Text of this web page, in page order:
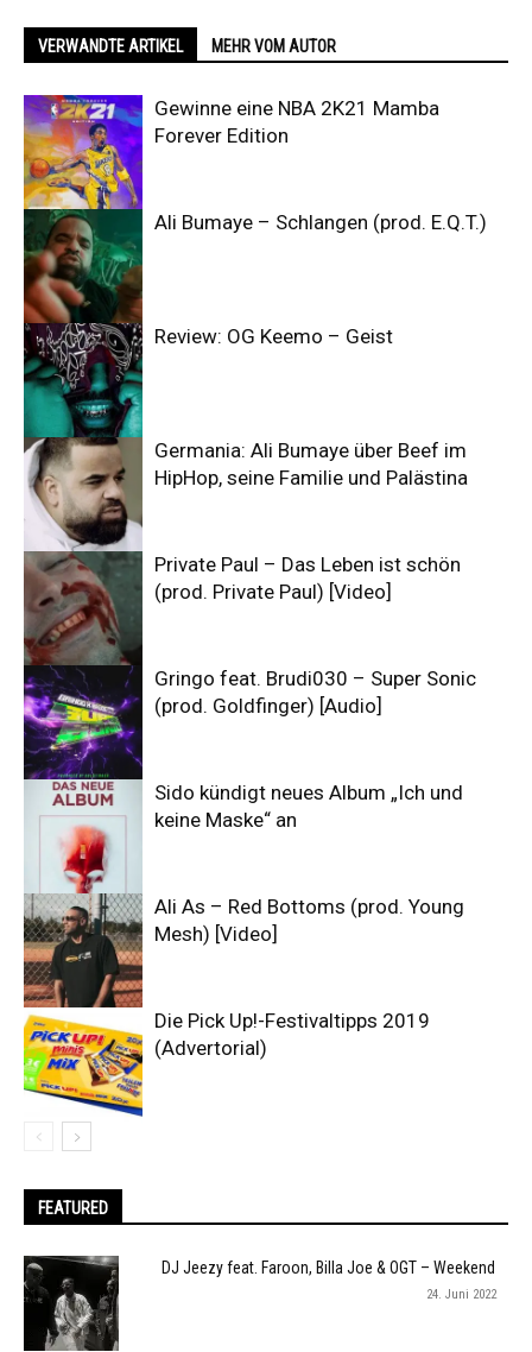
VERWANDTE ARTIKEL MEHR VOM AUTOR
Gewinne eine NBA 2K21 Mamba
Forever Edition
Ali Bumaye – Schlangen (prod. E.Q.T.)
Review: OG Keemo – Geist
Germania: Ali Bumaye über Beef im
HipHop, seine Familie und Palästina
Private Paul – Das Leben ist schön
(prod. Private Paul) [Video]
Gringo feat. Brudi030 – Super Sonic
(prod. Goldfinger) [Audio]
Sido kündigt neues Album „Ich und
keine Maske“ an
Ali As – Red Bottoms (prod. Young
Mesh) [Video]
Die Pick Up!-Festivaltipps 2019
(Advertorial)
FEATURED
DJ Jeezy feat. Faroon, Billa Joe & OGT – Weekend
24. Juni 2022